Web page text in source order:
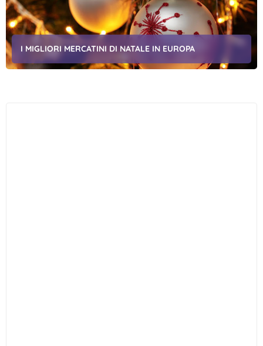
I MIGLIORI MERCATINI DI NATALE IN EUROPA